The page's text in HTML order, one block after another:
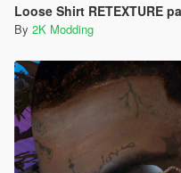
Loose Shirt RETEXTURE
By 2K Modding